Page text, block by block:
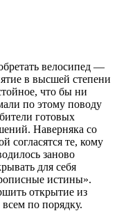
велосипед —
в высшей степени
что бы ни
по этому поводу
готовых
Наверняка со
согласятся те, кому
заново
для себя
истины».
открытие из
по порядку.